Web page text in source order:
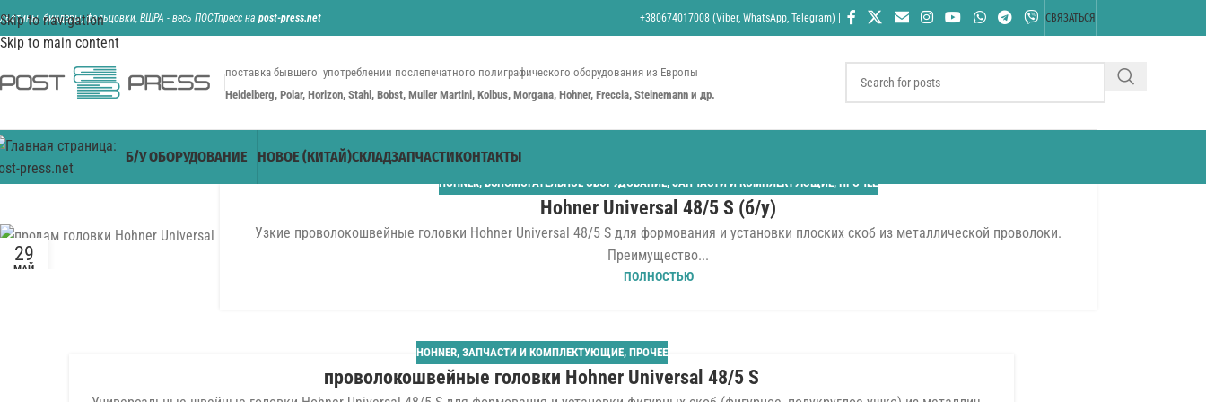
Skip to navigation
Skip to main content
биндеры, фальцовки, ВШРА - весь ПОСТпресс на post-press.net +380674017008 (Viber, WhatsApp, Telegram) | СВЯЗАТЬСЯ
поставка бывшего употреблении послепечатного полиграфического оборудования из Европы
Heidelberg, Polar, Horizon, Stahl, Bobst, Muller Martini, Kolbus, Morgana, Hohner, Freccia, Steinemann и др.
Б/У ОБОРУДОВАНИЕ НОВОЕ (КИТАЙ)СКЛАДЗАПЧАСТИКОНТАКТЫ
29
МАЙ
HOHNER,ВСПОМОГАТЕЛЬНОЕ ОБОРУДОВАНИЕ,ЗАПЧАСТИ И КОМПЛЕКТУЮЩИЕ,ПРОЧЕЕ
Hohner Universal 48/5 S (б/у)
Узкие проволокошвейные головки Hohner Universal 48/5 S для формования и установки плоских скоб из металлической проволоки.
Преимущество...
ПОЛНОСТЬЮ
HOHNER, ЗАПЧАСТИ И КОМПЛЕКТУЮЩИЕ, ПРОЧЕЕ
проволокошвейные головки Hohner Universal 48/5 S